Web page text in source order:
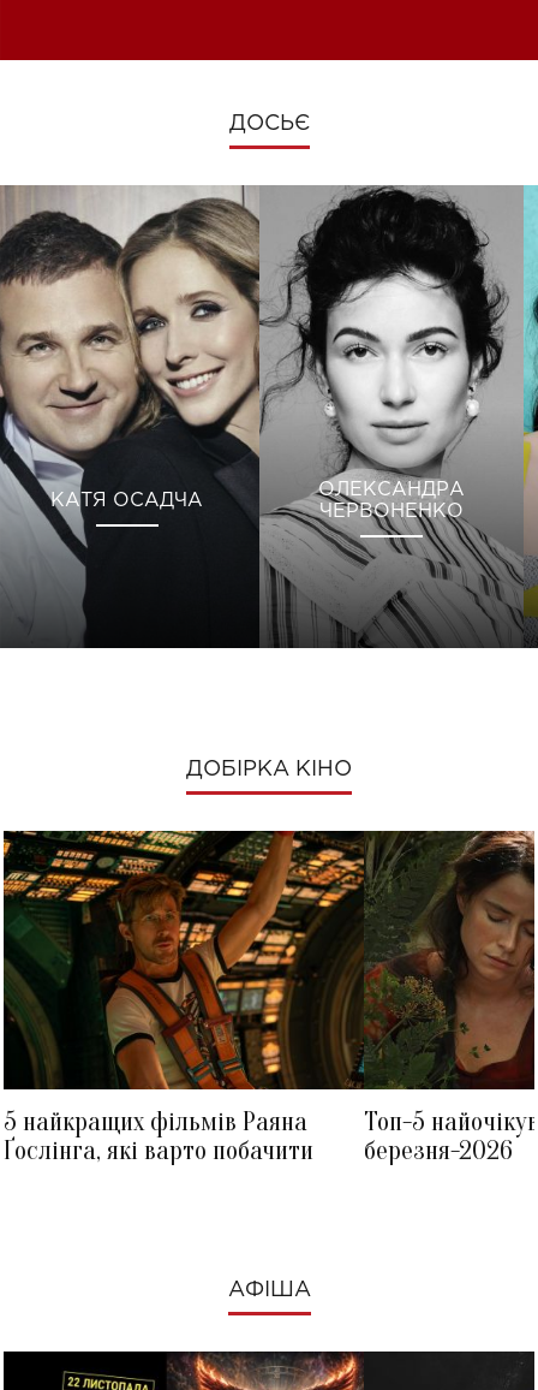
ДОСЬЄ
КАТЯ ОСАДЧА
ОЛЕКСАНДРА
ЧЕРВОНЕНКО
ДОБІРКА КІНО
5 найкращих фільмів Раяна
Ґослінга, які варто побачити
Топ-5
березня-2026
АФІША